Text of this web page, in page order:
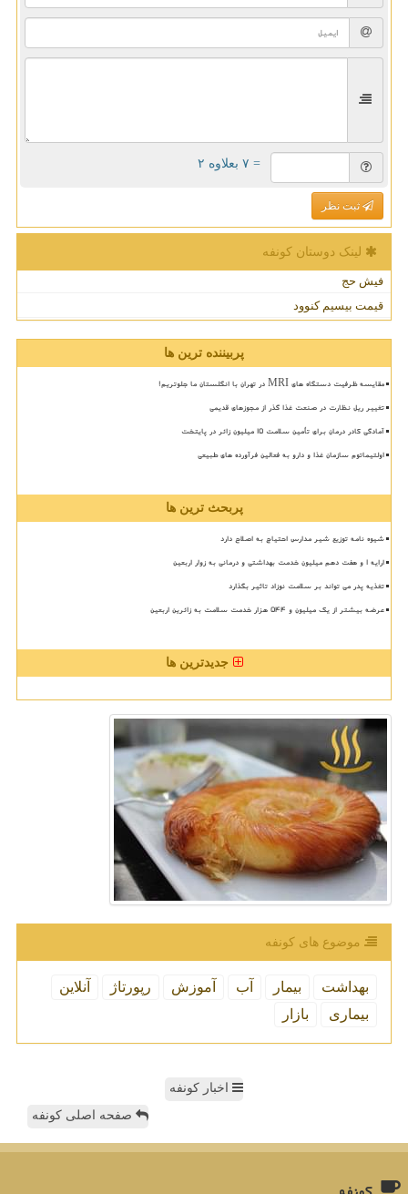
= ۷ بعلاوه ۲
ثبت نظر
لینک دوستان كونفه
فیش حج
قیمت بیسیم کنوود
پربیننده ترین ها
مقایسه ظرفیت دستگاه های MRI در تهران با انگلستان ما جلوتریم!
تغییر ریل نظارت در صنعت غذا گذر از مجوزهای قدیمی
آمادگی کادر درمان برای تأمین سلامت 15 میلیون زائر در پایتخت
اولتیماتوم سازمان غذا و دارو به فعالین فرآورده های طبیعی
پربحث ترین ها
شیوه نامه توزیع شیر مدارس احتیاج به اصلاح دارد
ارایه ۱ و هفت دهم میلیون خدمت بهداشتی و درمانی به زوار اربعین
تغذیه پدر می تواند بر سلامت نوزاد تاثیر بگذارد
عرضه بیشتر از یک میلیون و ۵۴۴ هزار خدمت سلامت به زائرین اربعین
جدیدترین ها
موضوع های كونفه
بهداشت بیمار آب آموزش رپورتاژ
آنلاین
بیماری
بازار
اخبار کونفه
صفحه اصلی کونفه